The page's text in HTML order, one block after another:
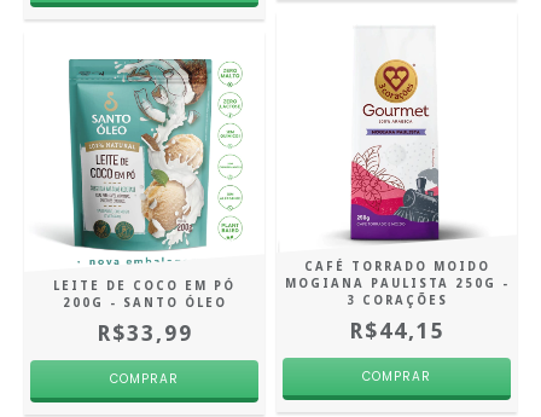
LEITE DE COCO EM PÓ
200G - SANTO ÓLEO
R$33,99
CAFÉ TORRADO MOIDO
MOGIANA PAULISTA 250G -
3 CORAÇÕES
R$44,15